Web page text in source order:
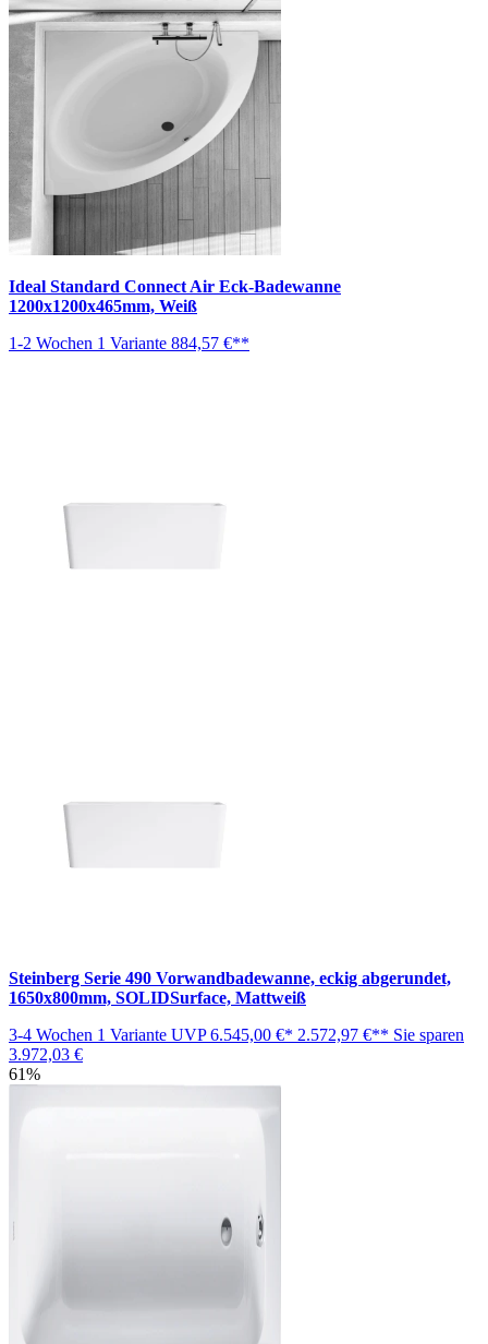
Ideal Standard Connect Air Eck-Badewanne
1200x1200x465mm, Weiß
1-2 Wochen 1 Variante 884,57 €**
Steinberg Serie 490 Vorwandbadewanne, eckig abgerundet,
1650x800mm, SOLIDSurface, Mattweiß
3-4 Wochen 1 Variante UVP6.545,00 €* 2.572,97 €** Sie sparen
3.972,03 €
61%